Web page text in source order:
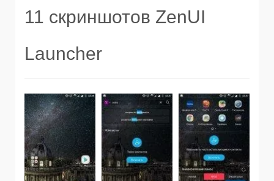
11 скриншотов ZenUI
Launcher